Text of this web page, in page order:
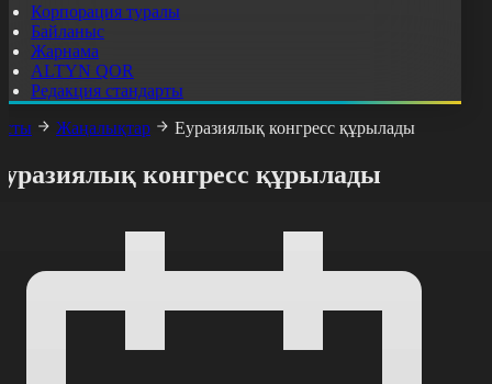
Корпорация туралы
Байланыс
Жарнама
ALTYN QOR
Редакция стандарты
Жаңалықтар Еуразиялық конгресс құрылады
конгресс құрылады